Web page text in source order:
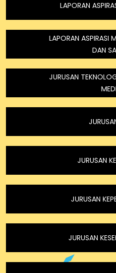
LAPORAN
LAPORAN ASPIRASI
DAN
JURUSAN
JURUSAN
JURUSAN
JURUSAN